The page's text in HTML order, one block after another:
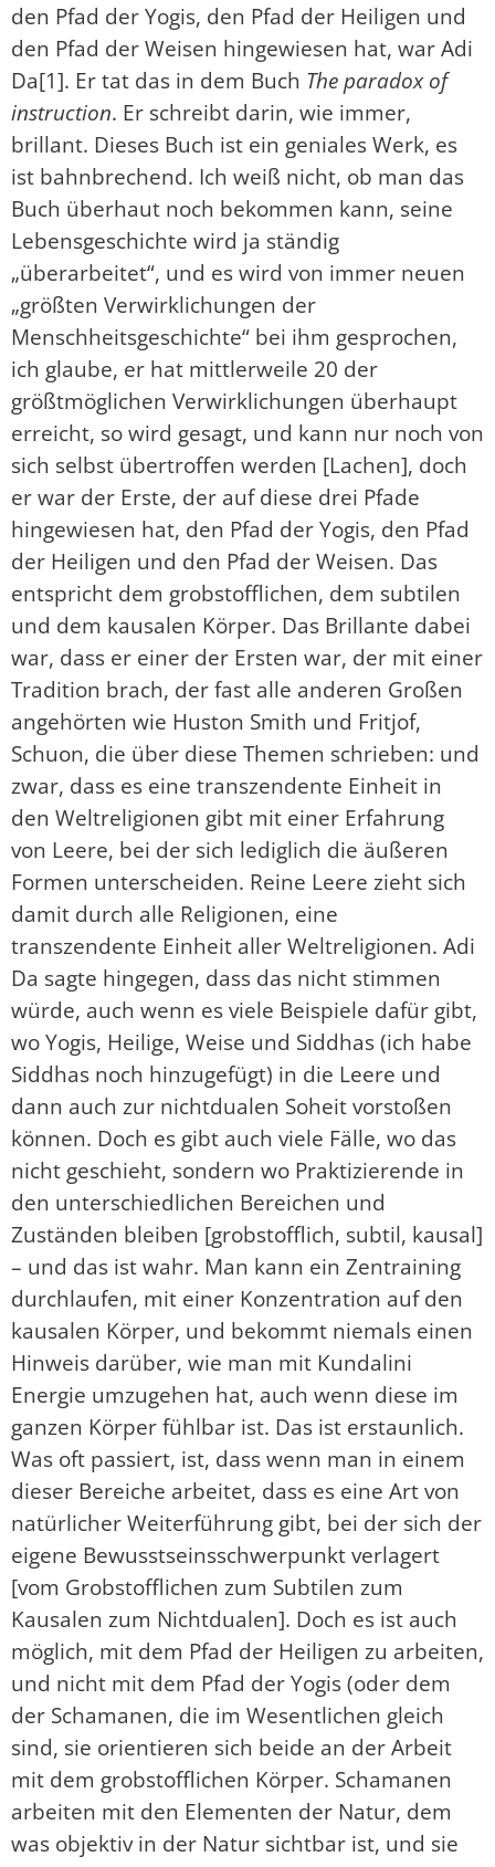
den Pfad der Yogis, den Pfad der Heiligen und
den Pfad der Weisen hingewiesen hat, war Adi
Da[1]. Er tat das in dem Buch The paradox of
instruction. Er schreibt darin, wie immer,
brillant. Dieses Buch ist ein geniales Werk, es
ist bahnbrechend. Ich weiß nicht, ob man das
Buch überhaut noch bekommen kann, seine
Lebensgeschichte wird ja ständig
„überarbeitet“, und es wird von immer neuen
„größten Verwirklichungen der
Menschheitsgeschichte“ bei ihm gesprochen,
ich glaube, er hat mittlerweile 20 der
größtmöglichen Verwirklichungen überhaupt
erreicht, so wird gesagt, und kann nur noch von
sich selbst übertroffen werden [Lachen], doch
er war der Erste, der auf diese drei Pfade
hingewiesen hat, den Pfad der Yogis, den Pfad
der Heiligen und den Pfad der Weisen. Das
entspricht dem grobstofflichen, dem subtilen
und dem kausalen Körper. Das Brillante dabei
war, dass er einer der Ersten war, der mit einer
Tradition brach, der fast alle anderen Großen
angehörten wie Huston Smith und Fritjof,
Schuon, die über diese Themen schrieben: und
zwar, dass es eine transzendente Einheit in
den Weltreligionen gibt mit einer Erfahrung
von Leere, bei der sich lediglich die äußeren
Formen unterscheiden. Reine Leere zieht sich
damit durch alle Religionen, eine
transzendente Einheit aller Weltreligionen. Adi
Da sagte hingegen, dass das nicht stimmen
würde, auch wenn es viele Beispiele dafür gibt,
wo Yogis, Heilige, Weise und Siddhas (ich habe
Siddhas noch hinzugefügt) in die Leere und
dann auch zur nichtdualen Soheit vorstoßen
können. Doch es gibt auch viele Fälle, wo das
nicht geschieht, sondern wo Praktizierende in
den unterschiedlichen Bereichen und
Zuständen bleiben [grobstofflich, subtil, kausal]
– und das ist wahr. Man kann ein Zentraining
durchlaufen, mit einer Konzentration auf den
kausalen Körper, und bekommt niemals einen
Hinweis darüber, wie man mit Kundalini
Energie umzugehen hat, auch wenn diese im
ganzen Körper fühlbar ist. Das ist erstaunlich.
Was oft passiert, ist, dass wenn man in einem
dieser Bereiche arbeitet, dass es eine Art von
natürlicher Weiterführung gibt, bei der sich der
eigene Bewusstseinsschwerpunkt verlagert
[vom Grobstofflichen zum Subtilen zum
Kausalen zum Nichtdualen]. Doch es ist auch
möglich, mit dem Pfad der Heiligen zu arbeiten,
und nicht mit dem Pfad der Yogis (oder dem
der Schamanen, die im Wesentlichen gleich
sind, sie orientieren sich beide an der Arbeit
mit dem grobstofflichen Körper. Schamanen
arbeiten mit den Elementen der Natur, dem
was objektiv in der Natur sichtbar ist, und sie